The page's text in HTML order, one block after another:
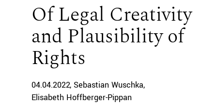
Of Legal Creativity
and Plausibility of
Rights
04.04.2022 Sebastian Wuschka
Elisabeth Hoffberger-Pippan